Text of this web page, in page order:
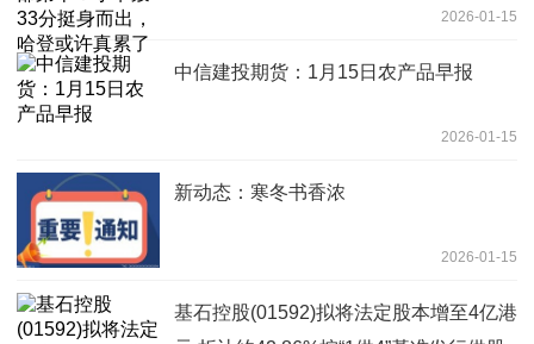
2026-01-15
中信建投期货：1月15日农产品早报
2026-01-15
新动态：寒冬书香浓
2026-01-15
基石控股(01592)拟将法定股本增至4亿港